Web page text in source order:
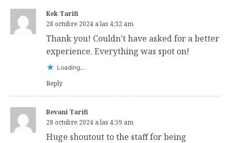
Kek Tarifi
28 octubre 2024 a las 4:32 am
Thank you! Couldn’t have asked for a better
experience. Everything was spot on!
Loading...
Reply
Revani Tarifi
28 octubre 2024 a las 4:59 am
Huge shoutout to the staff for being